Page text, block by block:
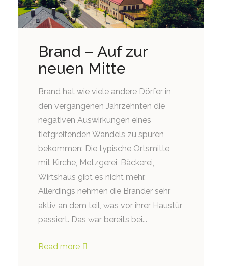
Brand – Auf zur
neuen Mitte
Brand hat wie viele andere Dörfer in
den vergangenen Jahrzehnten die
negativen Auswirkungen eines
tiefgreifenden Wandels zu spüren
bekommen: Die typische Ortsmitte
mit Kirche, Metzgerei, Bäckerei,
Wirtshaus gibt es nicht mehr.
Allerdings nehmen die Brander sehr
aktiv an dem teil, was vor ihrer Haustür
passiert. Das war bereits bei...
Read more